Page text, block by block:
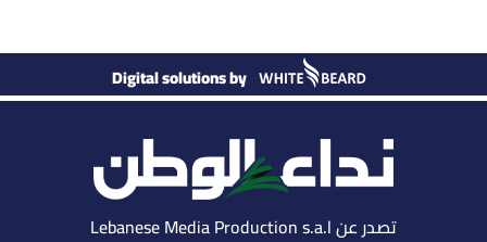
Digital solutions by
تصدر عن Lebanese Media Production s.a.l